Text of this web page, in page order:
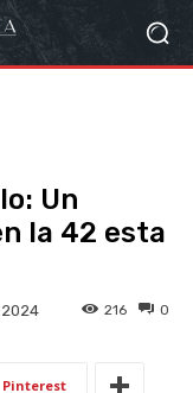
Un
la 42 esta
2024 0
216
Pinterest